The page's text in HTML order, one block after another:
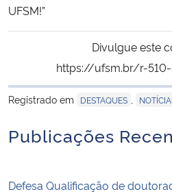
UFSM!”
Divulgue este
https://ufsm.br/r-
Registrado em
DESTAQUES
Publicações
Defesa Qualificação de